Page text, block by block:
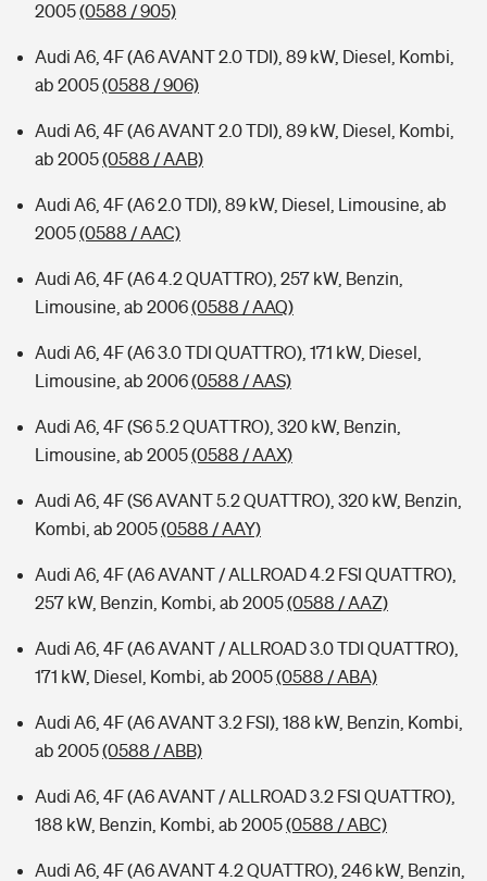
2005(0588 / 905)
Audi A6, 4F (A6 AVANT 2.0 TDI), 89 kW, Diesel, Kombi,
ab 2005(0588 / 906)
Audi A6, 4F (A6 AVANT 2.0 TDI), 89 kW, Diesel, Kombi,
ab 2005(0588 / AAB)
Audi A6, 4F (A6 2.0 TDI), 89 kW, Diesel, Limousine, ab
2005(0588 / AAC)
Audi A6, 4F (A6 4.2 QUATTRO), 257 kW, Benzin,
Limousine, ab 2006(0588 / AAQ)
Audi A6, 4F (A6 3.0 TDI QUATTRO), 171 kW, Diesel,
Limousine, ab 2006(0588 / AAS)
Audi A6, 4F (S6 5.2 QUATTRO), 320 kW, Benzin,
Limousine, ab 2005(0588 / AAX)
Audi A6, 4F (S6 AVANT 5.2 QUATTRO), 320 kW, Benzin,
Kombi, ab 2005(0588 / AAY)
Audi A6, 4F (A6 AVANT / ALLROAD 4.2 FSI QUATTRO),
257 kW, Benzin, Kombi, ab 2005(0588 / AAZ)
Audi A6, 4F (A6 AVANT / ALLROAD 3.0 TDI QUATTRO),
171 kW, Diesel, Kombi, ab 2005(0588 / ABA)
Audi A6, 4F (A6 AVANT 3.2 FSI), 188 kW, Benzin, Kombi,
ab 2005(0588 / ABB)
Audi A6, 4F (A6 AVANT / ALLROAD 3.2 FSI QUATTRO),
188 kW, Benzin, Kombi, ab 2005(0588 / ABC)
Audi A6, 4F (A6 AVANT 4.2 QUATTRO), 246 kW, Benzin,